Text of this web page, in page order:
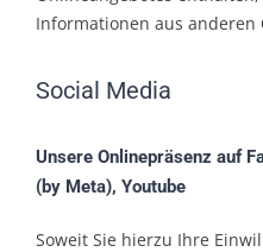
Informationen aus
Social Media
Unsere Onlinepräsenz auf
(by Meta), Youtube
Soweit Sie hierzu Ihre